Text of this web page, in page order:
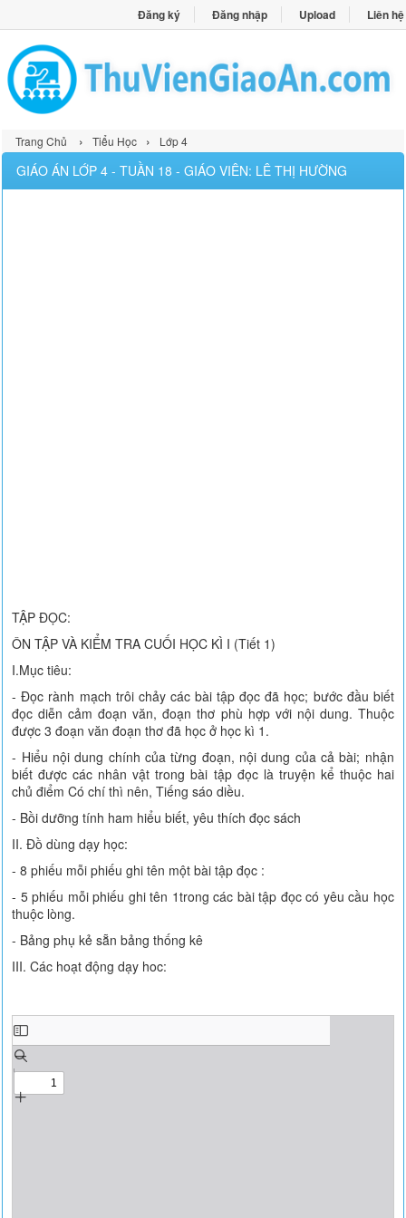
Đăng ký Đăng nhập Upload Liên hệ
Trang Chủ › Tiểu Học › Lớp 4
GIÁO ÁN LỚP 4 - TUẦN 18 - GIÁO VIÊN: LÊ THỊ HƯỜNG
TẬP ĐỌC:
ÔN TẬP VÀ KIỂM TRA CUỐI HỌC KÌ I (Tiết 1)
I.Mục tiêu:
- Đọc rành mạch trôi chảy các bài tập đọc đã học; bước đầu biết
đọc diễn cảm đoạn văn, đoạn thơ phù hợp với nội dung. Thuộc
được 3 đoạn văn đoạn thơ đã học ở học kì 1.
- Hiểu nội dung chính của từng đoạn, nội dung của cả bài; nhận
biết được các nhân vật trong bài tập đọc là truyện kể thuộc hai
chủ điểm Có chí thì nên, Tiếng sáo diều.
- Bồi dưỡng tính ham hiểu biết, yêu thích đọc sách
II. Đồ dùng dạy học:
- 8 phiếu mỗi phiếu ghi tên một bài tập đọc :
- 5 phiếu mỗi phiếu ghi tên 1trong các bài tập đọc có yêu cầu học
thuộc lòng.
- Bảng phụ kẻ sẵn bảng thống kê
III. Các hoạt động dạy hoc: